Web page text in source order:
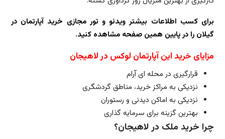
برای کسب اطلاعات بیشتر ویدئو و تور مجازی خرید آپارتمان در
گیلان را در پایین همین صفحه مشاهده کنید.
مزایای خرید این آپارتمان لوکس در لاهیجان
قرارگیری در محله ای آرام
نزدیکی به مراکز خرید، مناطق گردشگری
نزدیکی به اماکن دیدنی و رستوران
بهترین گزینه برای سرمایه گذاری
چرا خرید ملک در لاهیجان؟